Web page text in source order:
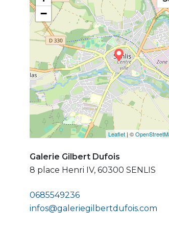
−
Leaflet | ©
Galerie Gilbert Dufois
8 place Henri IV, 60300 SENLIS
0685549236
infos@galeriegilbertdufois.com